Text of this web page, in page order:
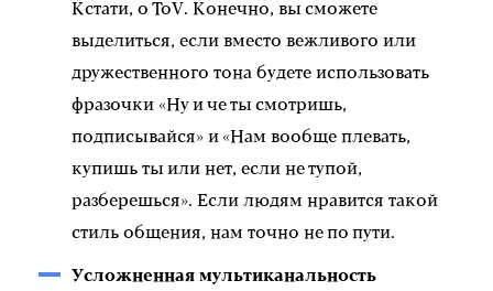
Кстати, о ToV. Конечно, вы сможете
выделиться, если вместо вежливого или
дружественного тона будете использовать
фразочки «Ну и че ты смотришь,
подписывайся» и «Нам вообще плевать,
купишь ты или нет, если не тупой,
разберешься». Если людям нравится такой
стиль общения, нам точно не по пути.
Усложненная мультиканальность